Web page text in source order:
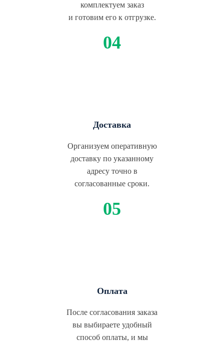
комплектуем заказ
и готовим его к отгрузке.
Доставка
Организуем оперативную
доставку по указанному
адресу точно в
согласованные сроки.
Оплата
После согласования заказа
вы выбираете удобный
способ оплаты, и мы